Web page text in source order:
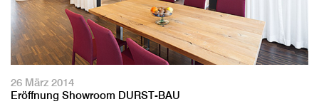
26 März 2014
Eröffnung Showroom DURST-BAU